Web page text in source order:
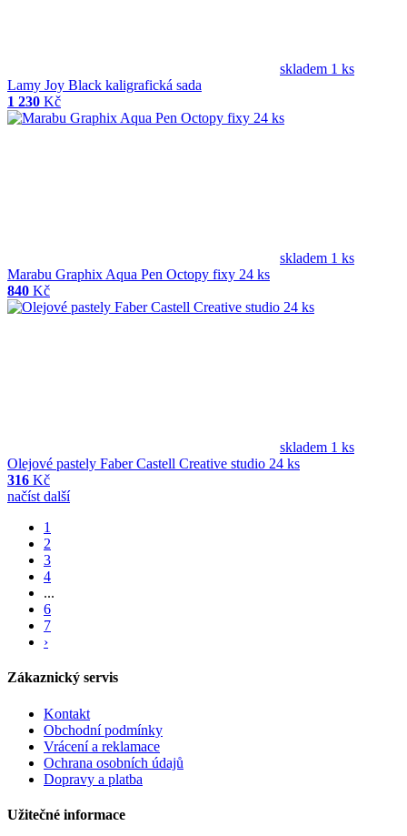
skladem 1 ks
Lamy Joy Black kaligrafická sada
1 230 Kč
skladem 1 ks
Marabu Graphix Aqua Pen Octopy fixy 24 ks
840 Kč
skladem 1 ks
Olejové pastely Faber Castell Creative studio 24 ks
316 Kč
načíst další
1
2
3
4
...
6
7
›
Zákaznický servis
Kontakt
Obchodní podmínky
Vrácení a reklamace
Ochrana osobních údajů
Dopravy a platba
Užitečné informace